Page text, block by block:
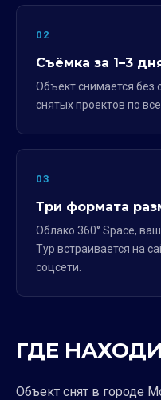
02
Съёмка за 1–3
Объект снимается без
снятых проектов по
03
Три формата
Облако 360° Space,
Тур встраивается на
соцсети.
ГДЕ
Объект снят в городе